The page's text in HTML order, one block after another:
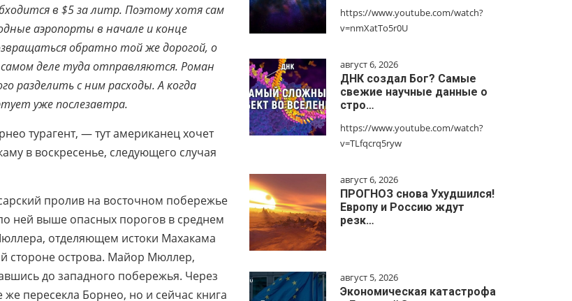
в $5 за литр. Поэтому хотя сам
аэропорты в начале и конце
обратно той же дорогой, о
деле туда отправляются. Роман
разделить с ним расходы. А когда
уже послезавтра.
турагент, — тут американец хочет
в воскресенье, следующего случая
пролив на восточном побережье
ней выше опасных порогов в среднем
отделяющем истоки Махакама
стороне острова. Майор Мюллер,
до западного побережья. Через
же пересекла Борнео, но и сейчас книга
https://www.youtube.com/watch?
v=nmXatTo5r0U
август 6, 2026
ДНК создал Бог? Самые
свежие научные данные о
стро…
https://www.youtube.com/watch?
v=TLfqcrq5ryw
август 6, 2026
ПРОГНОЗ снова Ухудшился!
Европу и Россию ждут
резк…
август 5, 2026
Экономическая катастрофа